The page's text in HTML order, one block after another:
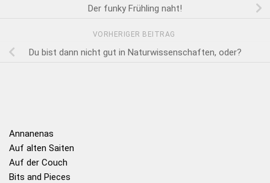
Der funky Frühling naht!
VORHERIGER BEITRAG
Du bist dann nicht gut in Naturwissenschaften, oder?
Annanenas
Auf alten Saiten
Auf der Couch
Bits and Pieces